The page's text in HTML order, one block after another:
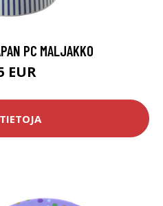
PC MALJAKKO
EUR